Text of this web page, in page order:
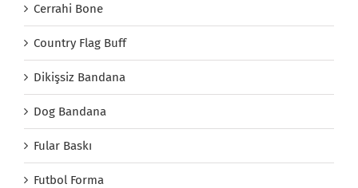
Cerrahi Bone
Country Flag Buff
Dikişsiz Bandana
Dog Bandana
Fular Baskı
Futbol Forma